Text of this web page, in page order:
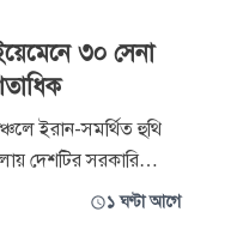
৩০ সেনা
ইরান-সমর্থিত হুথি
দেশটির সরকারি
নিহত হয়েছেন। এসব
১ ঘণ্টা আগে